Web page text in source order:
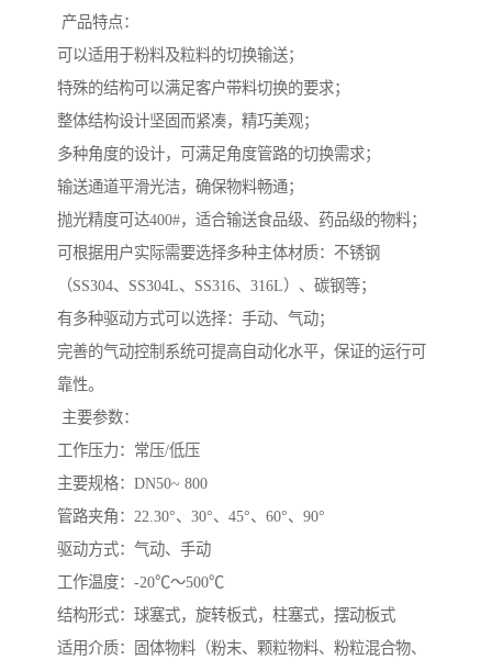
产品特点：
可以适用于粉料及粒料的切换输送；
特殊的结构可以满足客户带料切换的要求；
整体结构设计坚固而紧凑，精巧美观；
多种角度的设计，可满足角度管路的切换需求；
输送通道平滑光洁，确保物料畅通；
抛光精度可达400#，适合输送食品级、药品级的物料；
可根据用户实际需要选择多种主体材质：不锈钢
（SS304、SS304L、SS316、316L）、碳钢等；
有多种驱动方式可以选择：手动、气动；
完善的气动控制系统可提高自动化水平，保证的运行可
靠性。
主要参数：
工作压力：常压/低压
主要规格：DN50~ 800
管路夹角：22.30°、30°、45°、60°、90°
驱动方式：气动、手动
工作温度：-20℃～500℃
结构形式：球塞式，旋转板式，柱塞式，摆动板式
适用介质：固体物料（粉末、颗粒物料、粉粒混合物、